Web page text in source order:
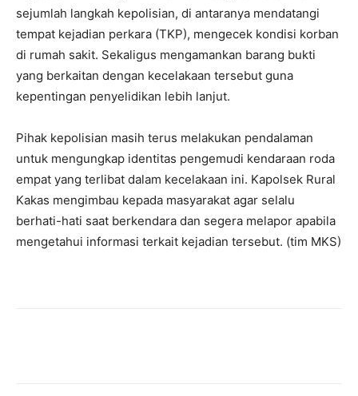
sejumlah langkah kepolisian, di antaranya mendatangi
tempat kejadian perkara (TKP), mengecek kondisi korban
di rumah sakit. Sekaligus mengamankan barang bukti
yang berkaitan dengan kecelakaan tersebut guna
kepentingan penyelidikan lebih lanjut.
Pihak kepolisian masih terus melakukan pendalaman
untuk mengungkap identitas pengemudi kendaraan roda
empat yang terlibat dalam kecelakaan ini. Kapolsek Rural
Kakas mengimbau kepada masyarakat agar selalu
berhati-hati saat berkendara dan segera melapor apabila
mengetahui informasi terkait kejadian tersebut. (tim MKS)